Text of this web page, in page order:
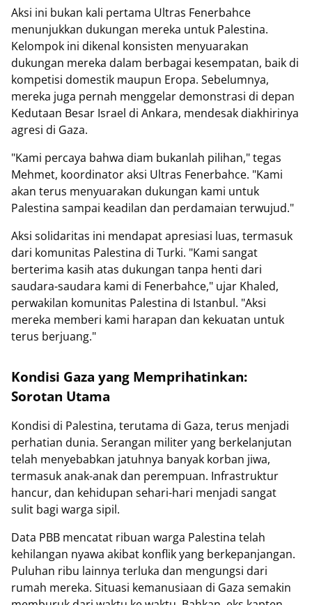
Aksi ini bukan kali pertama Ultras Fenerbahce
menunjukkan dukungan mereka untuk Palestina.
Kelompok ini dikenal konsisten menyuarakan
dukungan mereka dalam berbagai kesempatan, baik di
kompetisi domestik maupun Eropa. Sebelumnya,
mereka juga pernah menggelar demonstrasi di depan
Kedutaan Besar Israel di Ankara, mendesak diakhirinya
agresi di Gaza.
"Kami percaya bahwa diam bukanlah pilihan," tegas
Mehmet, koordinator aksi Ultras Fenerbahce. "Kami
akan terus menyuarakan dukungan kami untuk
Palestina sampai keadilan dan perdamaian terwujud."
Aksi solidaritas ini mendapat apresiasi luas, termasuk
dari komunitas Palestina di Turki. "Kami sangat
berterima kasih atas dukungan tanpa henti dari
saudara-saudara kami di Fenerbahce," ujar Khaled,
perwakilan komunitas Palestina di Istanbul. "Aksi
mereka memberi kami harapan dan kekuatan untuk
terus berjuang."
Kondisi Gaza yang Memprihatinkan:
Sorotan Utama
Kondisi di Palestina, terutama di Gaza, terus menjadi
perhatian dunia. Serangan militer yang berkelanjutan
telah menyebabkan jatuhnya banyak korban jiwa,
termasuk anak-anak dan perempuan. Infrastruktur
hancur, dan kehidupan sehari-hari menjadi sangat
sulit bagi warga sipil.
Data PBB mencatat ribuan warga Palestina telah
kehilangan nyawa akibat konflik yang berkepanjangan.
Puluhan ribu lainnya terluka dan mengungsi dari
rumah mereka. Situasi kemanusiaan di Gaza semakin